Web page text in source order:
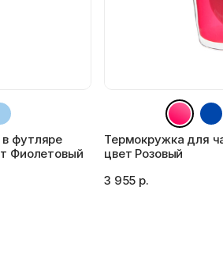
футляре
Фиолетовый
Термокружка для
цвет Розовый
3 955 р.